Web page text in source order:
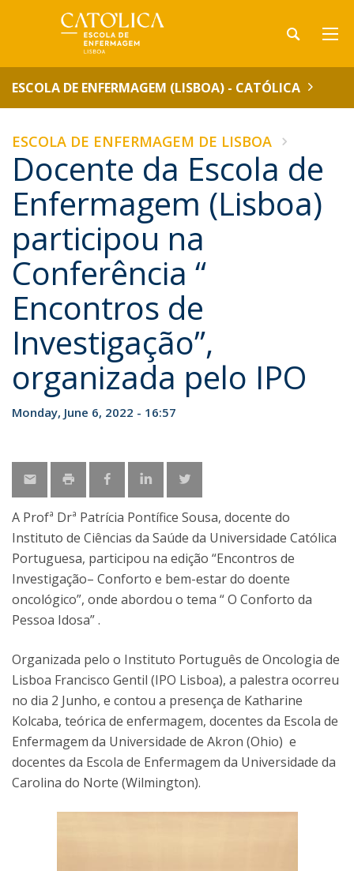
ESCOLA DE ENFERMAGEM (LISBOA) - CATÓLICA
ESCOLA DE ENFERMAGEM DE LISBOA
Docente da Escola de
Enfermagem (Lisboa)
participou na
Conferência “
Encontros de
Investigação”,
organizada pelo IPO
Monday, June 6, 2022 - 16:57
A Profª Drª Patrícia Pontífice Sousa, docente do
Instituto de Ciências da Saúde da Universidade Católica
Portuguesa, participou na edição “Encontros de
Investigação– Conforto e bem-estar do doente
oncológico”, onde abordou o tema “ O Conforto da
Pessoa Idosa” .
Organizada pelo o Instituto Português de Oncologia de
Lisboa Francisco Gentil (IPO Lisboa), a palestra ocorreu
no dia 2 Junho, e contou a presença de Katharine
Kolcaba, teórica de enfermagem, docentes da Escola de
Enfermagem da Universidade de Akron (Ohio) e
docentes da Escola de Enfermagem da Universidade da
Carolina do Norte (Wilmington).